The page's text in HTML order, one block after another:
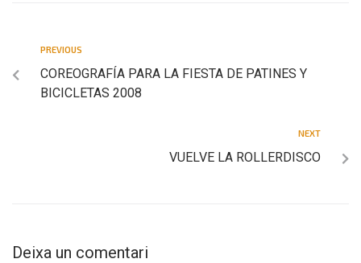
PREVIOUS
COREOGRAFÍA PARA LA FIESTA DE PATINES Y
BICICLETAS 2008
NEXT
VUELVE LA ROLLERDISCO
Deixa un comentari